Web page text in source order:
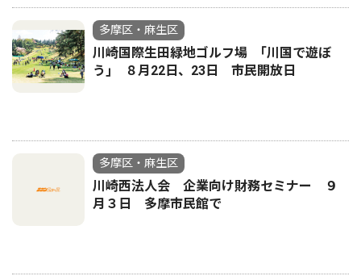
多摩区・麻生区
川崎国際生田緑地ゴルフ場 ｢川国で遊ぼ
う｣ ８月22日、23日 市民開放日
多摩区・麻生区
川崎西法人会 企業向け財務セミナー ９
月３日 多摩市民館で